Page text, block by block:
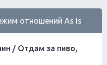
отношений As Is
/ Отдам за пиво,